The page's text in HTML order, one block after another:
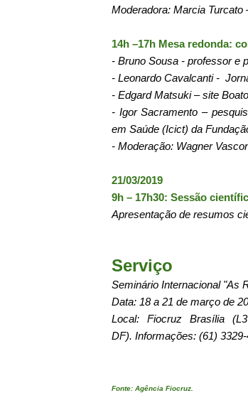
Moderadora: Marcia
14h –17h Mesa redonda:
- Bruno Sousa - professor e
- Leonardo Cavalcanti -
- Edgard Matsuki – site
- Igor Sacramento –
em Saúde (Icict) da
- Moderação: Wagner
21/03/2019
9h – 17h30: Sessão
Apresentação de resumos
Serviço
Seminário Internacional "As
Data: 18 a 21 de março de
Local: Fiocruz Brasília
DF). Informações: (61) 3329-
Fonte: Agência Fiocruz.